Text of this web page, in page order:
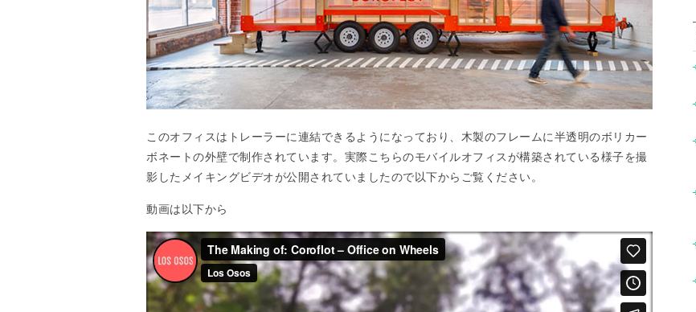
このオフィスはトレーラーに連結できるようになっており、木製のフレームに半透明のボリカー
ボネートの外壁で制作されています。実際こちらのモバイルオフィスが構築されている様子を撮
影したメイキングビデオが公開されていましたので以下からご覧ください。
動画は以下から